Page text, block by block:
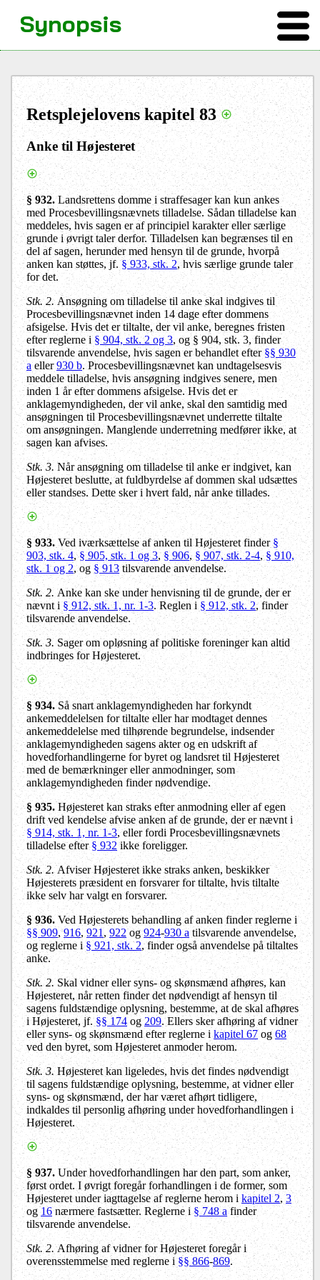
Retsplejelovens kapitel 83
Anke til Højesteret
§ 932. Landsrettens domme i straffesager kan kun ankes
med Procesbevillingsnævnets tilladelse. Sådan tilladelse kan
meddeles, hvis sagen er af principiel karakter eller særlige
grunde i øvrigt taler derfor.Tilladelsen kan begrænses til en
del af sagen, herunder med hensyn til de grunde, hvorpå
anken kan støttes, jf.§ 933, stk. 2, hvis særlige grunde taler
for det.
Stk. 2. Ansøgning om tilladelse til anke skal indgives til
Procesbevillingsnævnet inden 14 dage efter dommens
afsigelse. Hvis det er tiltalte, der vil anke, beregnes fristen
efter reglerne i § 904, stk. 2 og 3, og § 904, stk. 3, finder
tilsvarende anvendelse, hvis sagen er behandlet efter§§ 930
aeller930 b. Procesbevillingsnævnet kan undtagelsesvis
meddele tilladelse, hvis ansøgning indgives senere, men
inden 1 år efter dommens afsigelse. Hvis det er
anklagemyndigheden, der vil anke, skal den samtidig med
ansøgningen til Procesbevillingsnævnet underrette tiltalte
om ansøgningen. Manglende underretning medfører ikke, at
sagen kan afvises.
Stk. 3. Når ansøgning om tilladelse til anke er indgivet, kan
Højesteret beslutte, at fuldbyrdelse af dommen skal udsættes
eller standses. Dette sker i hvert fald, når anke tillades.
§ 933. Ved iværksættelse af anken til Højesteret finder§
903, stk. 4,§ 905, stk. 1 og 3,§ 906, § 907, stk. 2-4, § 910,
stk. 1 og 2, og § 913tilsvarende anvendelse.
Stk. 2. Anke kan ske under henvisning til de grunde, der er
nævnt i § 912, stk. 1, nr. 1-3. Reglen i § 912, stk. 2, finder
tilsvarende anvendelse.
Stk. 3. Sager om opløsning af politiske foreninger kan altid
indbringes for Højesteret.
§ 934. Så snart anklagemyndigheden har forkyndt
ankemeddelelsen for tiltalte eller har modtaget dennes
ankemeddelelse med tilhørende begrundelse, indsender
anklagemyndigheden sagens akter og en udskrift af
hovedforhandlingerne for byret og landsret til Højesteret
med de bemærkninger eller anmodninger, som
anklagemyndigheden finder nødvendige.
§ 935. Højesteret kan straks efter anmodning eller af egen
drift ved kendelse afvise anken af de grunde, der er nævnt i
§ 914, stk. 1, nr. 1-3, eller fordi Procesbevillingsnævnets
tilladelse efter§ 932ikke foreligger.
Stk. 2. Afviser Højesteret ikke straks anken, beskikker
Højesterets præsident en forsvarer for tiltalte, hvis tiltalte
ikke selv har valgt en forsvarer.
§ 936. Ved Højesterets behandling af anken finder reglerne i
§§ 909,916, 921, 922og924-930 atilsvarende anvendelse,
og reglerne i§ 921, stk. 2, finder også anvendelse på tiltaltes
anke.
Stk. 2. Skal vidner eller syns- og skønsmænd afhøres, kan
Højesteret, når retten finder det nødvendigt af hensyn til
sagens fuldstændige oplysning, bestemme, at de skal afhøres
i Højesteret, jf.§§ 174og 209. Ellers sker afhøring af vidner
eller syns- og skønsmænd efter reglerne ikapitel 67og68
ved den byret, som Højesteret anmoder herom.
Stk. 3. Højesteret kan ligeledes, hvis det findes nødvendigt
til sagens fuldstændige oplysning, bestemme, at vidner eller
syns- og skønsmænd, der har været afhørt tidligere,
indkaldes til personlig afhøring under hovedforhandlingen i
Højesteret.
§ 937. Under hovedforhandlingen har den part, som anker,
først ordet. I øvrigt foregår forhandlingen i de former, som
Højesteret under iagttagelse af reglerne herom ikapitel 2,3
og16nærmere fastsætter. Reglerne i§ 748 afinder
tilsvarende anvendelse.
Stk. 2. Afhøring af vidner for Højesteret foregår i
overensstemmelse med reglerne i§§ 866-869.
Synopsis